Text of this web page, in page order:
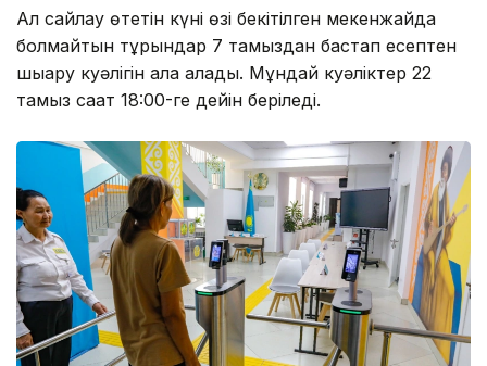
Ал сайлау өтетін күні өзі бекітілген мекенжайда
болмайтын тұрғындар 7 тамыздан бастап есептен
шығару куәлігін ала алады. Мұндай куәліктер 22
тамыз сағат 18:00-ге дейін беріледі.